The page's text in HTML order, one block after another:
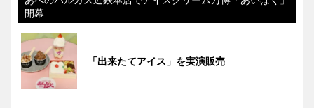
開幕
「出来たてアイス」を実演販売